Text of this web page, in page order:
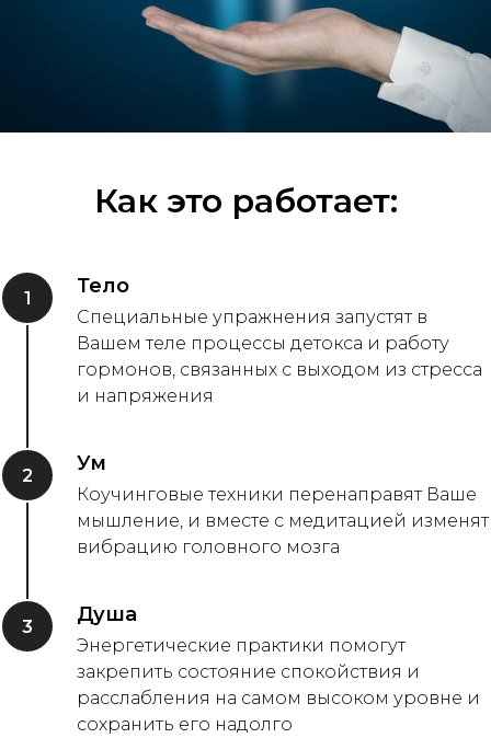
Как это работает:
1 Тело
Специальные упражнения запустят в
Вашем теле процессы детокса и работу
гормонов, связанных с выходом из стресса
и напряжения
2 Ум
Коучинговые техники перенаправят Ваше
мышление, и вместе с медитацией изменят
вибрацию головного мозга
3 Душа
Энергетические практики помогут
закрепить состояние спокойствия и
расслабления на самом высоком уровне и
сохранить его надолго